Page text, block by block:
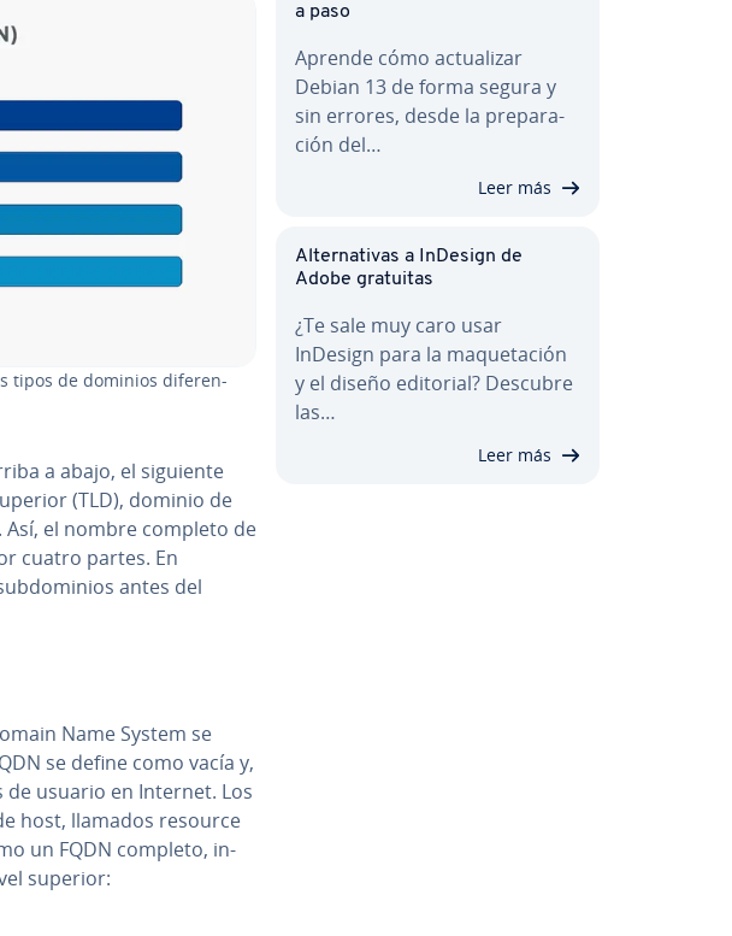
tipos de dominios di­fe­re­n­
a abajo, el siguiente
(TLD), dominio de
Así, el nombre completo de
cuatro partes. En
antes del
Name System se
se define como vacía y,
de usuario en Internet. Los
host, llamados resource
un FQDN completo, in­
superior:
a paso
Aprende cómo ac­tua­li­zar
Debian 13 de forma segura y
sin errores, desde la pre­pa­ra­
ción del…
Leer más
Al­te­r­na­ti­vas a InDesign de
Adobe gratuitas
¿Te sale muy caro usar
InDesign para la ma­que­ta­ción
y el diseño editorial? Descubre
las…
Leer más